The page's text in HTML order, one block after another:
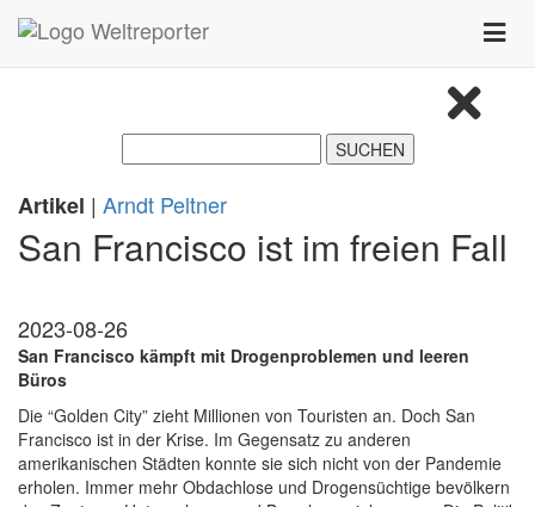
Zum Inhalt springen
Toggle
Artikel | Arndt Peltner
San Francisco ist im freien Fall
2023-08-26
San Francisco kämpft mit Drogenproblemen und leeren
Büros
Die “Golden City” zieht Millionen von Touristen an. Doch San
Francisco ist in der Krise. Im Gegensatz zu anderen
amerikanischen Städten konnte sie sich nicht von der Pandemie
erholen. Immer mehr Obdachlose und Drogensüchtige bevölkern